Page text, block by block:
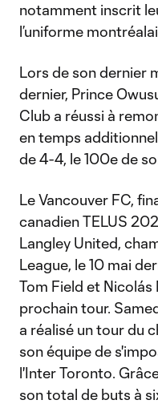
notamment inscrit
l’uniforme
Lors de son dernier
dernier, Prince
Club a réussi à
en temps
de 4-4, le 100e de
Le Vancouver FC,
canadien TELUS
Langley United,
League, le 10 mai
Tom Field et Nicolás
prochain tour.
a réalisé un tour du
son équipe de
l'Inter Toronto.
son total de buts à